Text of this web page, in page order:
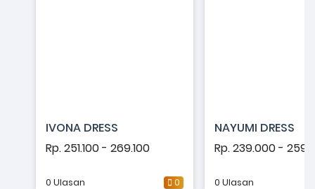
IVONA DRESS
Rp. 251.100 - 269.100
0 Ulasan 0
NAYUMI DRESS
Rp. 239.000 -
0 Ulasan